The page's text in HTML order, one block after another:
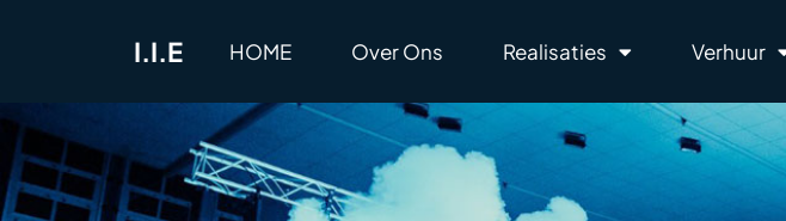
I.I.E HOME Over Ons Realisaties Verhuur